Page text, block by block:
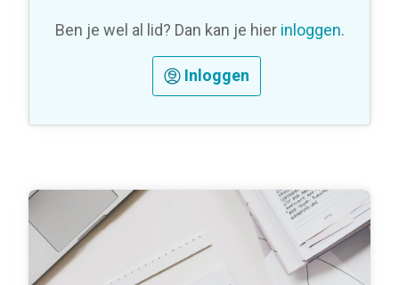
Ben je wel al lid? Dan kan je hier inloggen.
Inloggen